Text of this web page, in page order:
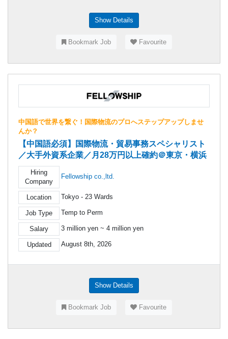
Show Details
Bookmark Job Favourite
中国語で世界を繋ぐ！国際物流のプロへステップアップしませ
んか？
【中国語必須】国際物流・貿易事務スペシャリスト
／大手外資系企業／月28万円以上確約＠東京・横浜
Hiring
Company
Fellowship co.,ltd.
Location Tokyo - 23 Wards
Job Type Temp to Perm
Salary 3 million yen ~ 4 million yen
Updated August 8th, 2026
Show Details
Bookmark Job Favourite